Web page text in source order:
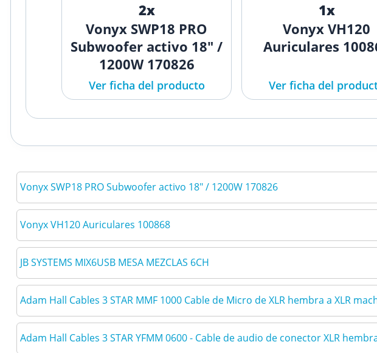
2x
Vonyx SWP18 PRO
Subwoofer activo 18" /
1200W 170826
Ver ficha del producto
1x
Vonyx VH120
Auriculares
Ver ficha del
Vonyx SWP18 PRO Subwoofer activo 18" / 1200W 170826
Vonyx VH120 Auriculares 100868
JB SYSTEMS MIX6USB MESA MEZCLAS 6CH
Adam Hall Cables 3 STAR MMF 1000 Cable de Micro de XLR hembra a XLR
Adam Hall Cables 3 STAR YFMM 0600 - Cable de audio de conector XLR